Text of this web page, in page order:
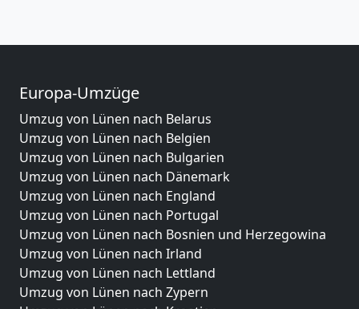
Europa-Umzüge
Umzug von Lünen nach Belarus
Umzug von Lünen nach Belgien
Umzug von Lünen nach Bulgarien
Umzug von Lünen nach Dänemark
Umzug von Lünen nach England
Umzug von Lünen nach Portugal
Umzug von Lünen nach Bosnien und Herzegowina
Umzug von Lünen nach Irland
Umzug von Lünen nach Lettland
Umzug von Lünen nach Zypern